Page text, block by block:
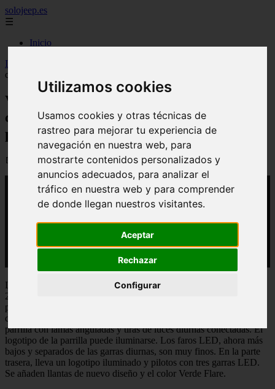
Utilizamos cookies
Usamos cookies y otras técnicas de
rastreo para mejorar tu experiencia de
navegación en nuestra web, para
mostrarte contenidos personalizados y
anuncios adecuados, para analizar el
tráfico en nuestra web y para comprender
de donde llegan nuestros visitantes.
Aceptar
Rechazar
Configurar
solojeep.es
☰
Inicio
Inicio
cambios en imagen motores e interior para el atractivo SUV coupé
Video Nuevo Peugeot 408 2026: muchos
cambios en imagen motores e interior
para el atractivo SUV coupé
📅 13/03/2026
La generación actual del Peugeot 408, con estilo crossover, llegó en
2022. Para 2026, el fabricante lo renueva a fondo para mantener su
popularidad y estrena la versión totalmente eléctrica E-408. El
cambio estético es notable: nuevo frontal con faros LED de diseño,
parrilla con lamas anguladas y tiras de luces diurnas conectadas. El
logotipo de la parrilla puede iluminarse. Los faros LED, ahora más
bajos y separados de las garras diurnas, son muy finos. En la parte
trasera, lleva un logotipo iluminado y pilotos con tres garras LED.
Se añaden llantas de nuevo diseño y el color Verde Flare.